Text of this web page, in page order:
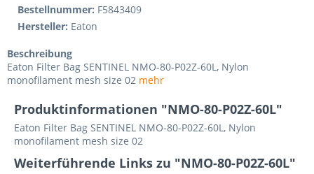
Bestellnummer: F5843409
Hersteller: Eaton
Beschreibung
Eaton Filter Bag SENTINEL NMO-80-P02Z-60L, Nylon
monofilament mesh size 02 mehr
Produktinformationen "NMO-80-P02Z-60L"
Eaton Filter Bag SENTINEL NMO-80-P02Z-60L, Nylon
monofilament mesh size 02
Weiterführende Links zu "NMO-80-P02Z-60L"